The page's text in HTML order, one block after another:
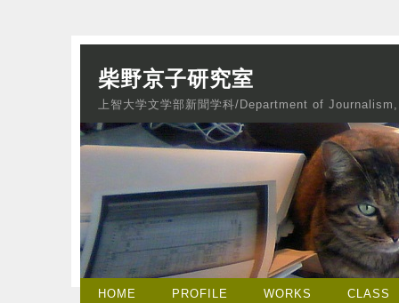
柴野京子研究室
上智大学文学部新聞学科/Department of
HOME PROFILE WORKS CLASS